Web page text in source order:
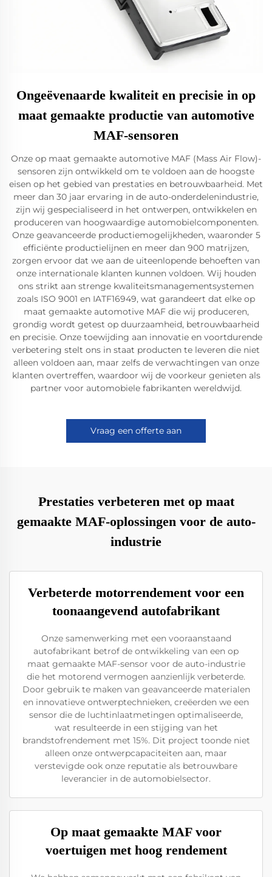
Ongeëvenaarde kwaliteit en precisie in op
maat gemaakte productie van automotive
MAF-sensoren
Onze op maat gemaakte automotive MAF (Mass Air Flow)-
sensoren zijn ontwikkeld om te voldoen aan de hoogste
eisen op het gebied van prestaties en betrouwbaarheid. Met
meer dan 30 jaar ervaring in de auto-onderdelenindustrie,
zijn wij gespecialiseerd in het ontwerpen, ontwikkelen en
produceren van hoogwaardige automobielcomponenten.
Onze geavanceerde productiemogelijkheden, waaronder 5
efficiënte productielijnen en meer dan 900 matrijzen,
zorgen ervoor dat we aan de uiteenlopende behoeften van
onze internationale klanten kunnen voldoen. Wij houden
ons strikt aan strenge kwaliteitsmanagementsystemen
zoals ISO 9001 en IATF16949, wat garandeert dat elke op
maat gemaakte automotive MAF die wij produceren,
grondig wordt getest op duurzaamheid, betrouwbaarheid
en precisie. Onze toewijding aan innovatie en voortdurende
verbetering stelt ons in staat producten te leveren die niet
alleen voldoen aan, maar zelfs de verwachtingen van onze
klanten overtreffen, waardoor wij de voorkeur genieten als
partner voor automobiele fabrikanten wereldwijd.
Vraag een offerte aan
Prestaties verbeteren met op maat
gemaakte MAF-oplossingen voor de auto-
industrie
Verbeterde motorrendement voor een
toonaangevend autofabrikant
Onze samenwerking met een vooraanstaand
autofabrikant betrof de ontwikkeling van een op
maat gemaakte MAF-sensor voor de auto-industrie
die het motorend vermogen aanzienlijk verbeterde.
Door gebruik te maken van geavanceerde materialen
en innovatieve ontwerptechnieken, creëerden we een
sensor die de luchtinlaatmetingen optimaliseerde,
wat resulteerde in een stijging van het
brandstofrendement met 15%. Dit project toonde niet
alleen onze ontwerpcapaciteiten aan, maar
verstevigde ook onze reputatie als betrouwbare
leverancier in de automobielsector.
Op maat gemaakte MAF voor
voertuigen met hoog rendement